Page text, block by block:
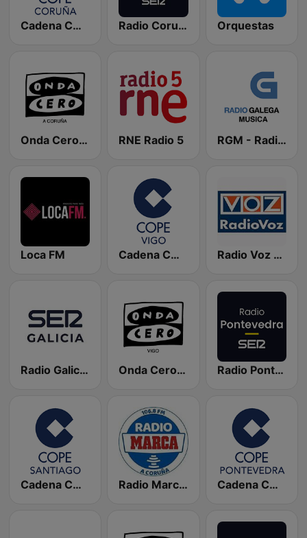
Cadena COPE Coruña Radio Coruña SER Orquestas
Onda Cero A Coruña RNE Radio 5 RGM - Radio Galega Música
Loca FM Cadena COPE Vigo Radio Voz Coruña
Radio Galicia SER Onda Cero Vigo Radio Pontevedra SER
Cadena COPE Santiago Radio Marca Coruña Cadena COPE Pontevedra